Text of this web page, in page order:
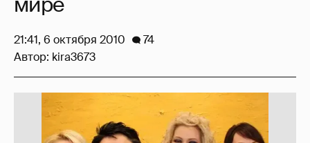
21:41, 6 октября 2010
74
Автор: kira3673